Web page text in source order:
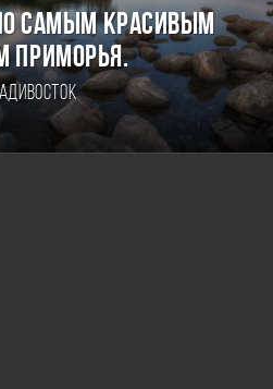
САМЫМ КРАСИВЫМ
ПРИМОРЬЯ.